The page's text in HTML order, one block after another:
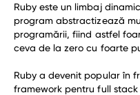
Ruby este un limbaj
program abstractizează
programării, fiind astfel
ceva de la zero cu foarte
Ruby a devenit popular în
framework pentru full